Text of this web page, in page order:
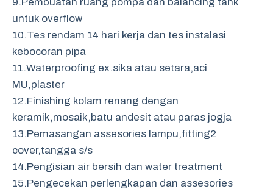
untuk overflow
10.Tes rendam 14 hari kerja dan tes instalasi
kebocoran pipa
11.Waterproofing ex.sika atau setara,aci
MU,plaster
12.Finishing kolam renang dengan
keramik,mosaik,batu andesit atau paras jogja
13.Pemasangan assesories lampu,fitting2
cover,tangga s/s
14.Pengisian air bersih dan water treatment
15.Pengecekan perlengkapan dan assesories